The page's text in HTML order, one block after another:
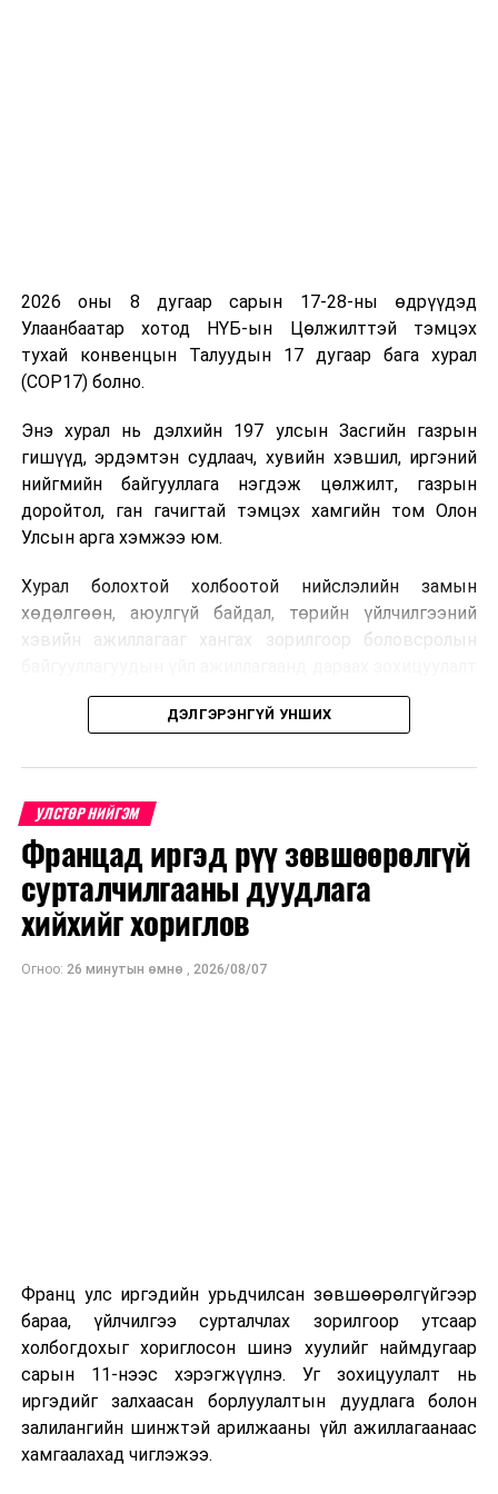
2026 оны 8 дугаар сарын 17-28-ны өдрүүдэд
Улаанбаатар хотод НҮБ-ын Цөлжилттэй тэмцэх
тухай конвенцын Талуудын 17 дугаар бага хурал
(COP17) болно.
Энэ хурал нь дэлхийн 197 улсын Засгийн газрын
гишүүд, эрдэмтэн судлаач, хувийн хэвшил, иргэний
нийгмийн байгууллага нэгдэж цөлжилт, газрын
доройтол, ган гачигтай тэмцэх хамгийн том Олон
Улсын арга хэмжээ юм.
Хурал болохтой холбоотой нийслэлийн замын
хөдөлгөөн, аюулгүй байдал, төрийн үйлчилгээний
хэвийн ажиллагааг хангах зорилгоор боловсролын
хэрэгжүүлэхээр болжээ .
2026 оны 8 дугаар сарын 10–23-ны өдрүүдэд
E-Mongolia системээр бүртгэнэ.
Нэгдүгээр ангийн элсэлт
2026 оны 8 дугаар сарын 17–28-ны өдрүүдэд
E-Mongolia системээр бүртгэнэ.
2026 оны 9 дүгээр сарын 13-наас оюутнуудыг
дотуур байранд оруулж эхэлнэ.
Сургууль, цэцэрлэгийн үйл ажиллагааны
зохицуулалт
2026 оны 8 дугаар сарын 17–28-ны өдрүүдэд
ДЭЛГЭРЭНГҮЙ УНШИХ
УЛСТӨР НИЙГЭМ
Францад иргэд рүү зөвшөөрөлгүй
сурталчилгааны дуудлага
хийхийг хориглов
Огноо: 26 минутын өмнө , 2026/08/07
Франц улс иргэдийн урьдчилсан зөвшөөрөлгүйгээр
бараа, үйлчилгээ сурталчлах зорилгоор утсаар
холбогдохыг хориглосон шинэ хуулийг наймдугаар
сарын 11-нээс хэрэгжүүлнэ. Уг зохицуулалт нь
иргэдийг залхаасан борлуулалтын дуудлага болон
залилангийн шинжтэй арилжааны үйл ажиллагаанаас
хамгаалахад чиглэжээ.